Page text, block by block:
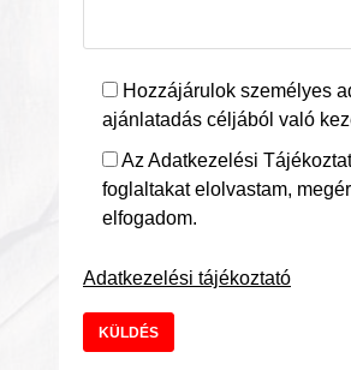
Hozzájárulok személyes
ajánlatadás céljából való
Az Adatkezelési
foglaltakat elolvastam,
elfogadom.
Adatkezelési tájékoztató